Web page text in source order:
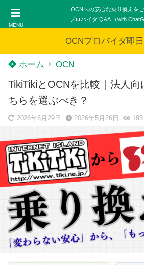
MENU
OCNへの安心な乗り換えを
プロバイダ Q&A （with
OCNプロバイダ即
ホーム OCN
TikiTikiとOCNを比較｜法人
ちらを選ぶべき？
2026年6月29日 2026年5月26日 193